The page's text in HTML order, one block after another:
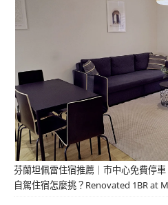
芬蘭坦佩雷住宿推薦｜市中心免費停
自駕住宿怎麼挑？Renovated 1BR at